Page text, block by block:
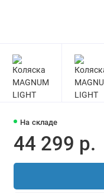
На складе
44 299 р.